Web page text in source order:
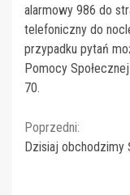
alarmowy 986 do
telefoniczny do
przypadku pytań
Pomocy
70.
Reading
Poprzedni:
Dzisiaj obchodzimy